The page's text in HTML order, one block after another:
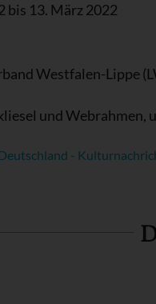
bis 13. März 2022
Westfalen-Lippe
und Webrahmen,
-